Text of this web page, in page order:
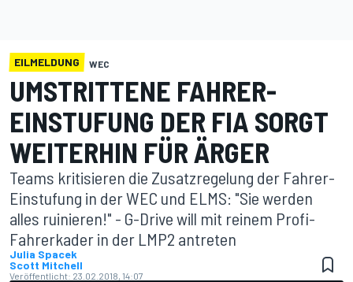
EILMELDUNG WEC
UMSTRITTENE FAHRER-
EINSTUFUNG DER FIA SORGT
WEITERHIN FÜR ÄRGER
Teams kritisieren die Zusatzregelung der Fahrer-
Einstufung in der WEC und ELMS: "Sie werden
alles ruinieren!" - G-Drive will mit reinem Profi-
Fahrerkader in der LMP2 antreten
Julia Spacek
Scott Mitchell
Veröffentlicht: 23.02.2018, 14:07